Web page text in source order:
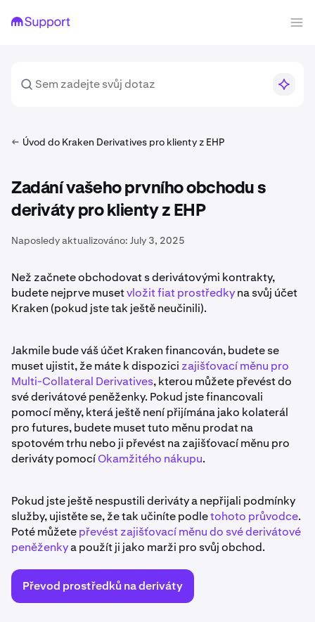
Úvod do Kraken Derivatives pro klienty z EHP
Zadání vašeho prvního obchodu s
deriváty pro klienty z EHP
Naposledy aktualizováno: July 3, 2025
Než začnete obchodovat s derivátovými kontrakty,
budete nejprve musetvložit fiat prostředkyna svůj účet
Kraken (pokud jste tak ještě neučinili).
Jakmile bude váš účet Kraken financován, budete se
muset ujistit, že máte k dispozici zajišťovací měnu pro
Multi-Collateral Derivatives, kterou můžete převést do
své derivátové peněženky. Pokud jste financovali
pomocí měny, která ještě není přijímána jako kolaterál
pro futures, budete muset tuto měnu prodat na
spotovém trhu nebo ji převést na zajišťovací měnu pro
deriváty pomocíOkamžitého nákupu.
Pokud jste ještě nespustili deriváty a nepřijali podmínky
služby, ujistěte se, že tak učiníte podletohoto průvodce.
Poté můžetepřevést zajišťovací měnu do své derivátové
peněženkya použít ji jako marži pro svůj obchod.
Převod prostředků na deriváty